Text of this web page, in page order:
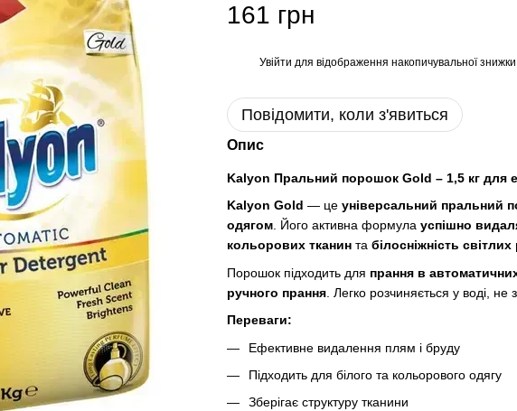
161 грн
Увійти для відображення накопичувальної знижки
Повідомити, коли з'явиться
Опис
Kalyon Пральний порошок Gold – 1,5 кг для
Kalyon Gold — це універсальний пральний
одягом. Його активна формула успішно
кольорових тканинта білосніжність світлих
Порошок підходить для прання в
ручного прання. Легко розчиняється у воді, не
Переваги:
Ефективне видалення плям і бруду
Підходить для білого та кольорового одягу
Зберігає структуру тканини